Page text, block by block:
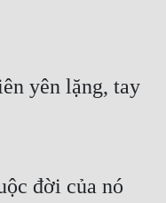
yên lặng, tay
đời của nó